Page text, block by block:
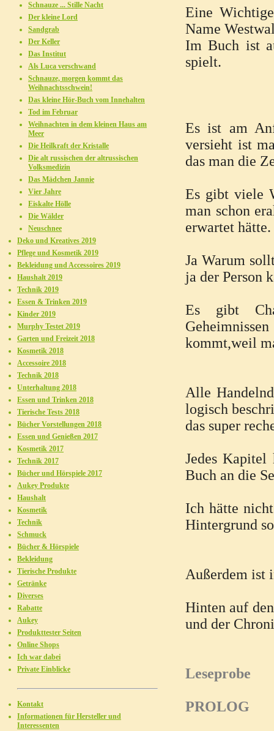
Eine
Name
Im Buch ist
spielt.
Es ist am
versieht ist
das man die
Es gibt viele
man schon
erwartet
Ja Warum
ja der Person
Es gibt
kommt,weil
Alle
logisch
das super
Jedes
Buch an die
Ich hätte
Hintergrund
Außerdem ist
Hinten auf
und der
Leseprobe
PROLOG
Schnauze ... Stille Nacht
Der kleine Lord
Sandgrab
Der Keller
Das Institut
Als Luca verschwand
Schnauze, morgen kommt das
Weihnachtsschwein!
Das kleine Hör-Buch vom Innehalten
Tod im Februar
Weihnachten in dem kleinen Haus am
Meer
Die Heilkraft der Kristalle
Die alt russischen der altrussischen
Volksmedizin
Das Mädchen Jannie
Vier Jahre
Eiskalte Hölle
Die Wälder
Neuschnee
Deko und Kreatives 2019
Pflege und Kosmetik 2019
Bekleidung und Accessoires 2019
Haushalt 2019
Technik 2019
Essen & Trinken 2019
Kinder 2019
Murphy Testet 2019
Garten und Freizeit 2018
Kosmetik 2018
Accessoire 2018
Technik 2018
Unterhaltung 2018
Essen und Trinken 2018
Tierische Tests 2018
Bücher Vorstellungen 2018
Essen und Genießen 2017
Kosmetik 2017
Technik 2017
Bücher und Hörspiele 2017
Aukey Produkte
Haushalt
Kosmetik
Technik
Schmuck
Bücher & Hörspiele
Bekleidung
Tierische Produkte
Getränke
Diverses
Rabatte
Aukey
Produkttester Seiten
Online Shops
Ich war dabei
Private Einblicke
Kontakt
Informationen für Hersteller und
Interessenten